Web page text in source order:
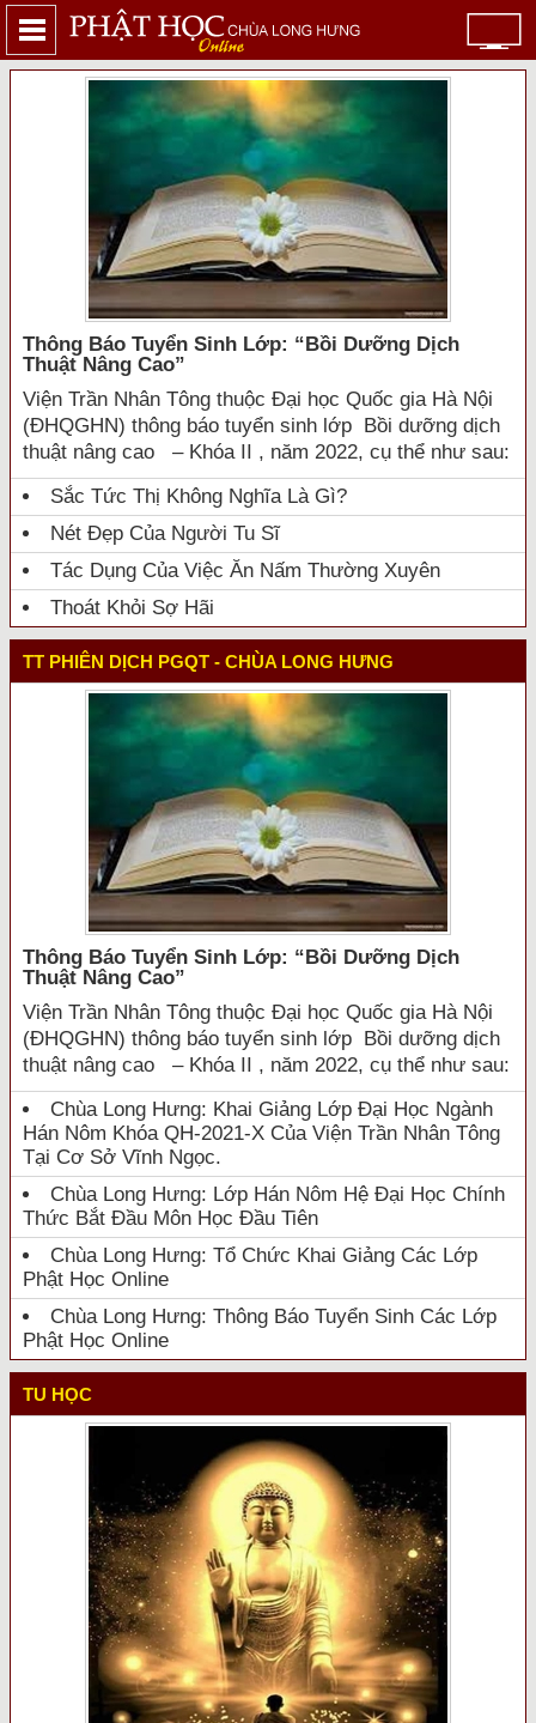
Thông Báo Tuyển Sinh Lớp: “bồi Dưỡng Dịch
Thuật Nâng Cao”
Viện Trần Nhân Tông thuộc Đại học Quốc gia Hà Nội
(ĐHQGHN) thông báo tuyển sinh lớp Bồi dưỡng dịch
thuật nâng cao – Khóa II , năm 2022, cụ thể như sau:
Sắc Tức Thị Không Nghĩa Là Gì?
Nét Đẹp Của Người Tu Sĩ
Tác Dụng Của Việc Ăn Nấm Thường Xuyên
Thoát Khỏi Sợ Hãi
TT PHIÊN DỊCH PGQT - CHÙA LONG HƯNG
Thông Báo Tuyển Sinh Lớp: “bồi Dưỡng Dịch
Thuật Nâng Cao”
Viện Trần Nhân Tông thuộc Đại học Quốc gia Hà Nội
(ĐHQGHN) thông báo tuyển sinh lớp Bồi dưỡng dịch
thuật nâng cao – Khóa II , năm 2022, cụ thể như sau:
Chùa Long Hưng: Khai Giảng Lớp Đại Học Ngành
Hán Nôm Khóa QH-2021-X Của Viện Trần Nhân Tông
Tại Cơ Sở Vĩnh Ngọc.
Chùa Long Hưng: Lớp Hán Nôm Hệ Đại Học Chính
Thức Bắt Đầu Môn Học Đầu Tiên
Chùa Long Hưng: Tổ Chức Khai Giảng Các Lớp
Phật Học Online
Chùa Long Hưng: Thông Báo Tuyển Sinh Các Lớp
Phật Học Online
TU HỌC